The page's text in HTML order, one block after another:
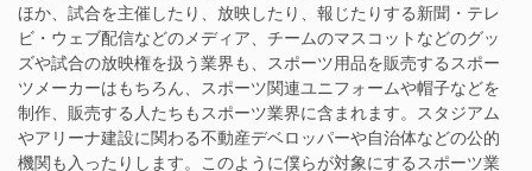
ほか、試合を主催したり、放映したり、報じたりする新聞・テレ
ビ・ウェブ配信などのメディア、チームのマスコットなどのグッ
ズや試合の放映権を扱う業界も、スポーツ用品を販売するスポー
ツメーカーはもちろん、スポーツ関連ユニフォームや帽子などを
制作、販売する人たちもスポーツ業界に含まれます。スタジアム
やアリーナ建設に関わる不動産デベロッパーや自治体などの公的
機関も入ったりします。このように僕らが対象にするスポーツ業